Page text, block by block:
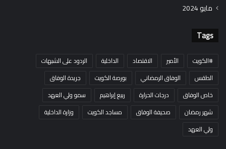
مايو 2024
Tags
#الكويت الأمير الاقتصاد الداخلية
الردود على الشبهات
الطقس
الوفاق الرمضاني بورصة الكويت
جريدة الوفاق
خاص الوفاق
درجات الحرارة ربيع إبراهيم
سمو ولي العهد
شهر رمضان
صحيفة الوفاق مساجد الكويت
وزارة الداخلية
ولي العهد